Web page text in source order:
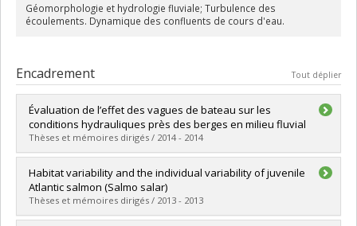
Prix d’excellence en enseignement de l’Association canadienne
des géographesetle prix Michel-Jurdant, de l’Acfas. En 2003, il est
l’environnement de l’Université de Waterloo et assume les
fonctions de doyen de cette unité.
Géomorphologie et hydrologie fluviale; Turbulence des
écoulements. Dynamique des confluents de cours d'eau.
Encadrement Tout déplier
Évaluation de l’effet des vagues de bateau sur les
conditions hydrauliques près des berges en milieu fluvial
Thèses et mémoires dirigés / 2014 - 2014
Diplômé(e) :Péloquin-Guay, Mathilde
Cycle :Maîtrise
Diplôme obtenu :M. Sc.
Lien vers le document dans Papyrus
Habitat variability and the individual variability of juvenile
Atlantic salmon (Salmo salar)
Thèses et mémoires dirigés / 2013 - 2013